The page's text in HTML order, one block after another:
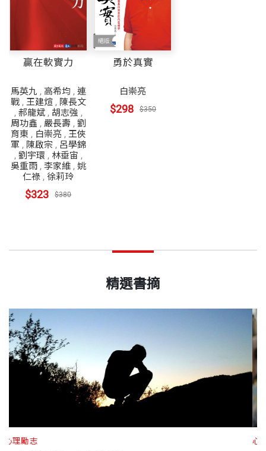
贏在軟實力
馬英九 , 高希均, 連
戰, 王建煊, 陳長文
, 郝龍斌, 胡志強 ,
周功鑫 , 嚴長壽 , 劉
育東 , 白崇亮 , 王俠
軍 , 陳啟宗 , 呂學錦
, 劉宇環 , 林垂宙 ,
吳重雨, 李家維, 姚
仁祿 ,徐莉玲
$323 $380
勇於真實
白崇亮
$298 $350
精選書摘
心理勵志